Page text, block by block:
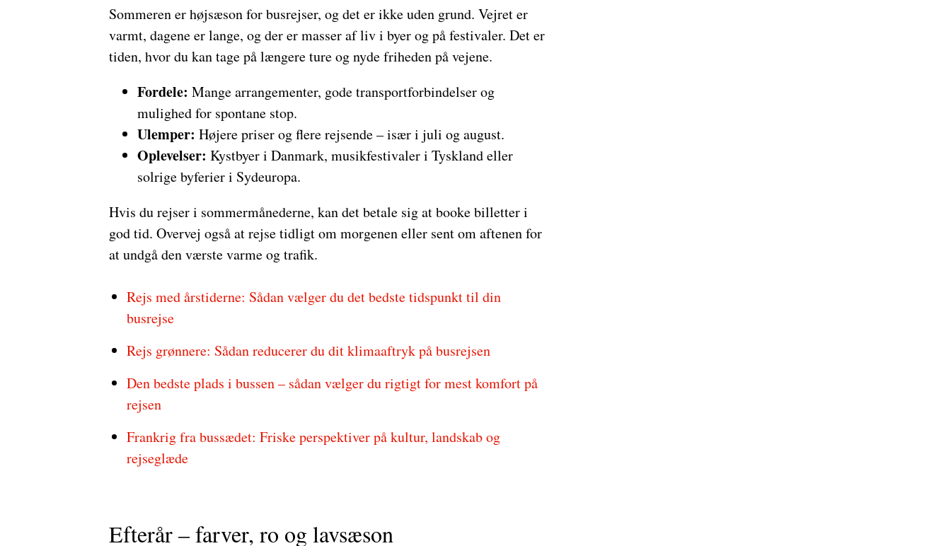
Sommeren er højsæson for busrejser, og det er ikke uden grund. Vejret er
varmt, dagene er lange, og der er masser af liv i byer og på festivaler. Det er
tiden, hvor du kan tage på længere ture og nyde friheden på vejene.
Fordele: Mange arrangementer, gode transportforbindelser og
mulighed for spontane stop.
Ulemper: Højere priser og flere rejsende – især i juli og august.
Oplevelser: Kystbyer i Danmark, musikfestivaler i Tyskland eller
solrige byferier i Sydeuropa.
Hvis du rejser i sommermånederne, kan det betale sig at booke billetter i
god tid. Overvej også at rejse tidligt om morgenen eller sent om aftenen for
at undgå den værste varme og trafik.
Rejs med årstiderne: Sådan vælger du det bedste tidspunkt til din
busrejse
Rejs grønnere: Sådan reducerer du dit klimaaftryk på busrejsen
Den bedste plads i bussen – sådan vælger du rigtigt for mest komfort på
rejsen
Frankrig fra bussædet: Friske perspektiver på kultur, landskab og
rejseglæde
Efterår – farver, ro og lavsæson